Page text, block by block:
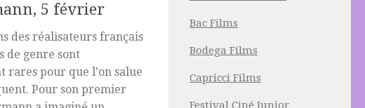
5 février
des réalisateurs français
de genre sont
rares pour que l’on salue
Pour son premier
Bac Films
Bodega Films
Capricci Films
Festival Ciné Junior